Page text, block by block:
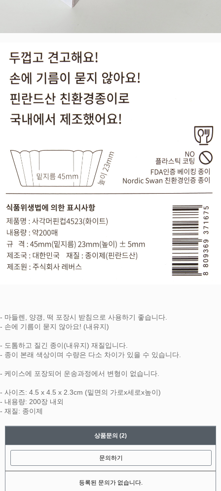
- 마들렌, 양갱, 떡 포장시 받침으로 사용하기 좋습니다.
- 손에 기름이 묻지 않아요! (내유지)
- 도톰하고 질긴 종이(내유지) 재질입니다.
- 종이 본래 색상이며 수량은 다소 차이가 있을 수 있습니다.
- 케이스에 포장되어 운송과정에서 변형이 없습니다.
- 사이즈: 4.5 x 4.5 x 2.3cm (밑면의 가로x세로x높이)
- 내용량: 200장 내외
- 재질: 종이제
상품문의 (2)
문의하기
등록된 문의가 없습니다.